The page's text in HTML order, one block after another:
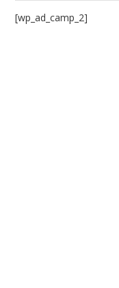
[wp_ad_camp_2]